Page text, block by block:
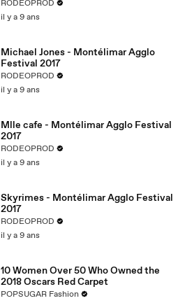
RODEOPROD
il y a 9 ans
Michael Jones - Montélimar Agglo
Festival 2017
RODEOPROD
il y a 9 ans
Mlle cafe - Montélimar Agglo Festival
2017
RODEOPROD
il y a 9 ans
Skyrimes - Montélimar Agglo Festival
2017
RODEOPROD
il y a 9 ans
10 Women Over 50 Who Owned the
2018 Oscars Red Carpet
POPSUGAR Fashion